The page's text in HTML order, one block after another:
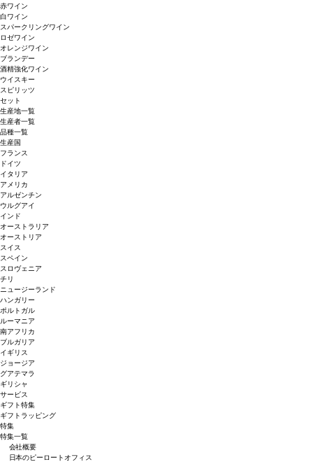
赤ワイン
白ワイン
スパークリングワイン
ロゼワイン
オレンジワイン
ブランデー
酒精強化ワイン
ウイスキー
スピリッツ
セット
生産地一覧
生産者一覧
品種一覧
生産国
フランス
ドイツ
イタリア
アメリカ
アルゼンチン
ウルグアイ
インド
オーストラリア
オーストリア
スイス
スペイン
スロヴェニア
チリ
ニュージーランド
ハンガリー
ポルトガル
ルーマニア
南アフリカ
ブルガリア
イギリス
ジョージア
グアテマラ
ギリシャ
サービス
ギフト特集
ギフトラッピング
特集
特集一覧
会社概要
日本のピーロートオフィス